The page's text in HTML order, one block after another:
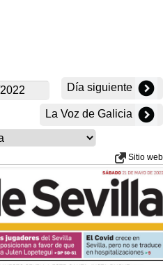
Día siguiente
La Voz de Galicia
Sitio web